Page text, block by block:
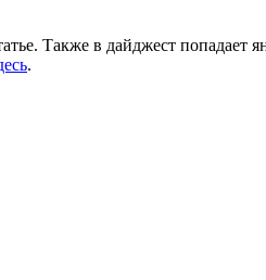
Также в дайджест попадает
.